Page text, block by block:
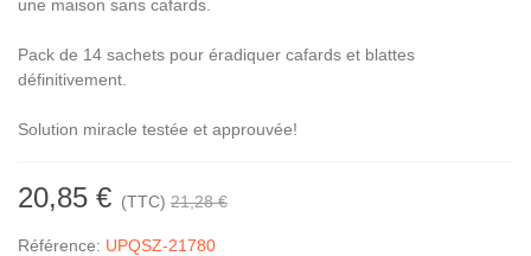
une maison sans cafards.
Pack de 14 sachets pour éradiquer cafards et blattes
définitivement.
Solution miracle testée et approuvée!
20,85 € (TTC) 21,28 €
Référence: UPQSZ-21780